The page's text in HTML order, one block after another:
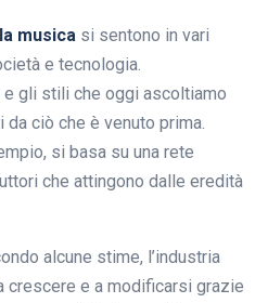
musica si sentono in vari
e tecnologia.
gli stili che oggi ascoltiamo
ciò che è venuto prima.
si basa su una rete
che attingono dalle eredità
alcune stime, l’industria
crescere e a modificarsi grazie